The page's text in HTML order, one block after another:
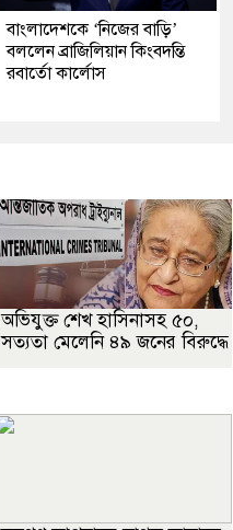
বাংলাদেশকে ‘নিজের বাড়ি’
বললেন ব্রাজিলিয়ান কিংবদন্তি
রবার্তো কার্লোস
অভিযুক্ত শেখ হাসিনাসহ ৫০,
সত্যতা মেলেনি ৪৯ জনের বিরুদ্ধে